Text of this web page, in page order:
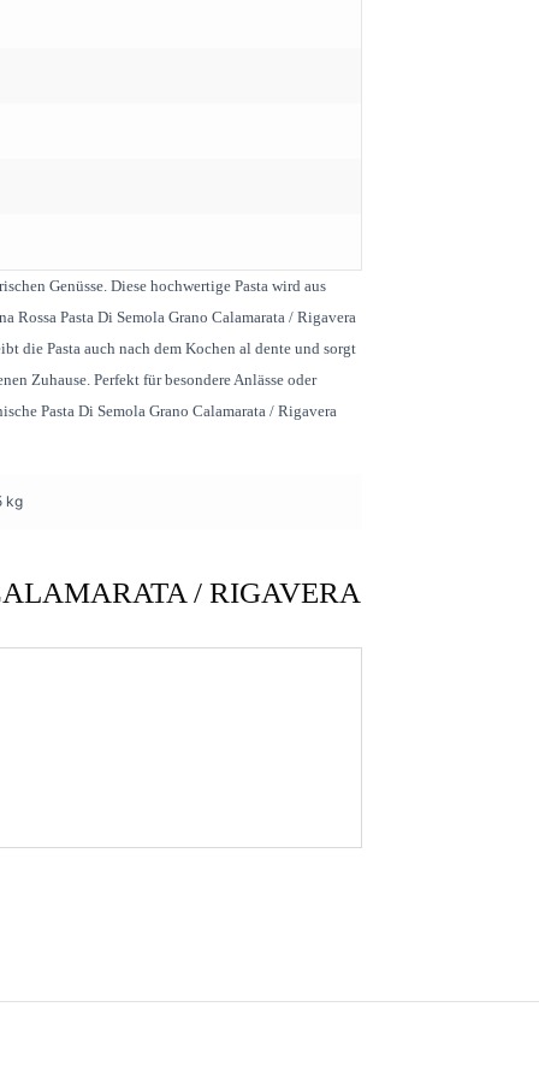
Genüsse. Diese hochwertige Pasta wird aus
Rossa Pasta Di Semola Grano Calamarata / Rigavera
die Pasta auch nach dem Kochen al dente und sorgt
Zuhause. Perfekt für besondere Anlässe oder
Pasta Di Semola Grano Calamarata / Rigavera
kg
/ RIGAVERA